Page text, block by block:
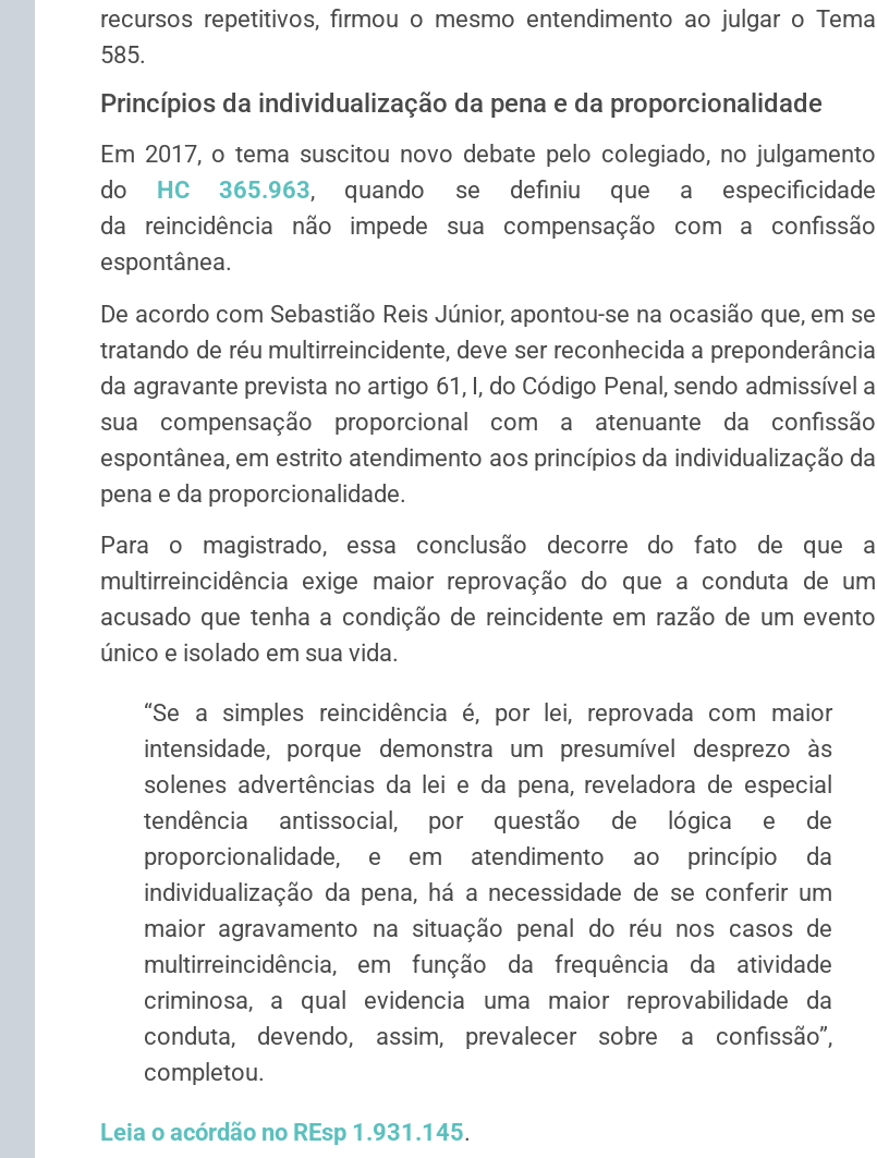
recursos repetitivos, firmou o mesmo entendimento ao julgar o Tema
585.
Princípios da individualização da pena e da proporcionalidade
Em 2017, o tema suscitou novo debate pelo colegiado, no julgamento
do
HC 365.963, quando se definiu que a especificidade
da reincidência não impede sua compensação com a confissão
espontânea.
De acordo com Sebastião Reis Júnior, apontou-se na ocasião que, em se
tratando de réu multirreincidente, deve ser reconhecida a preponderância
da agravante prevista no artigo 61, I, do Código Penal, sendo admissível a
sua compensação proporcional com a atenuante da confissão
espontânea, em estrito atendimento aos princípios da individualização da
pena e da proporcionalidade.
Para o magistrado, essa conclusão decorre do fato de que a
multirreincidência exige maior reprovação do que a conduta de um
acusado que tenha a condição de reincidente em razão de um evento
único e isolado em sua vida.
“Se a simples reincidência é, por lei, reprovada com maior
intensidade, porque demonstra um presumível desprezo às
solenes advertências da lei e da pena, reveladora de especial
tendência antissocial, por questão de lógica e de
proporcionalidade, e em atendimento ao princípio da
individualização da pena, há a necessidade de se conferir um
maior agravamento na situação penal do réu nos casos de
multirreincidência, em função da frequência da atividade
criminosa, a qual evidencia uma maior reprovabilidade da
conduta, devendo, assim, prevalecer sobre a confissão”,
completou.
Leia o acórdão no REsp 1.931.145.